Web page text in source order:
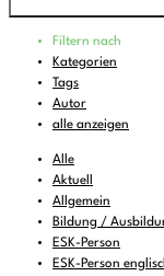
01:45
04:00 - 06:00
06:00
07:00
08:00 - 08:30
08:30 - 09:00
Filtern nach
Kategorien
Tags
Autor
alle anzeigen
Alle
Aktuell
Allgemein
Bildung /
ESK-Person
ESK-Person